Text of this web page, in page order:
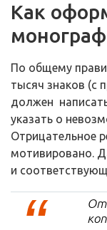
Как
По общему
тысяч знаков (с
должен
указать о
Отрицательное
мотивировано.
и